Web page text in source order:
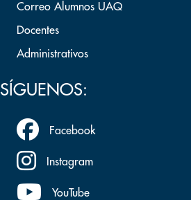
Correo Alumnos UAQ
Docentes
Administrativos
SÍGUENOS:
Facebook
Instagram
YouTube